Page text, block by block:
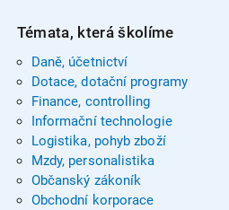
Témata, která školíme
Daně, účetnictví
Dotace, dotační programy
Finance, controlling
Informační technologie
Logistika, pohyb zboží
Mzdy, personalistika
Občanský zákoník
Obchodní korporace